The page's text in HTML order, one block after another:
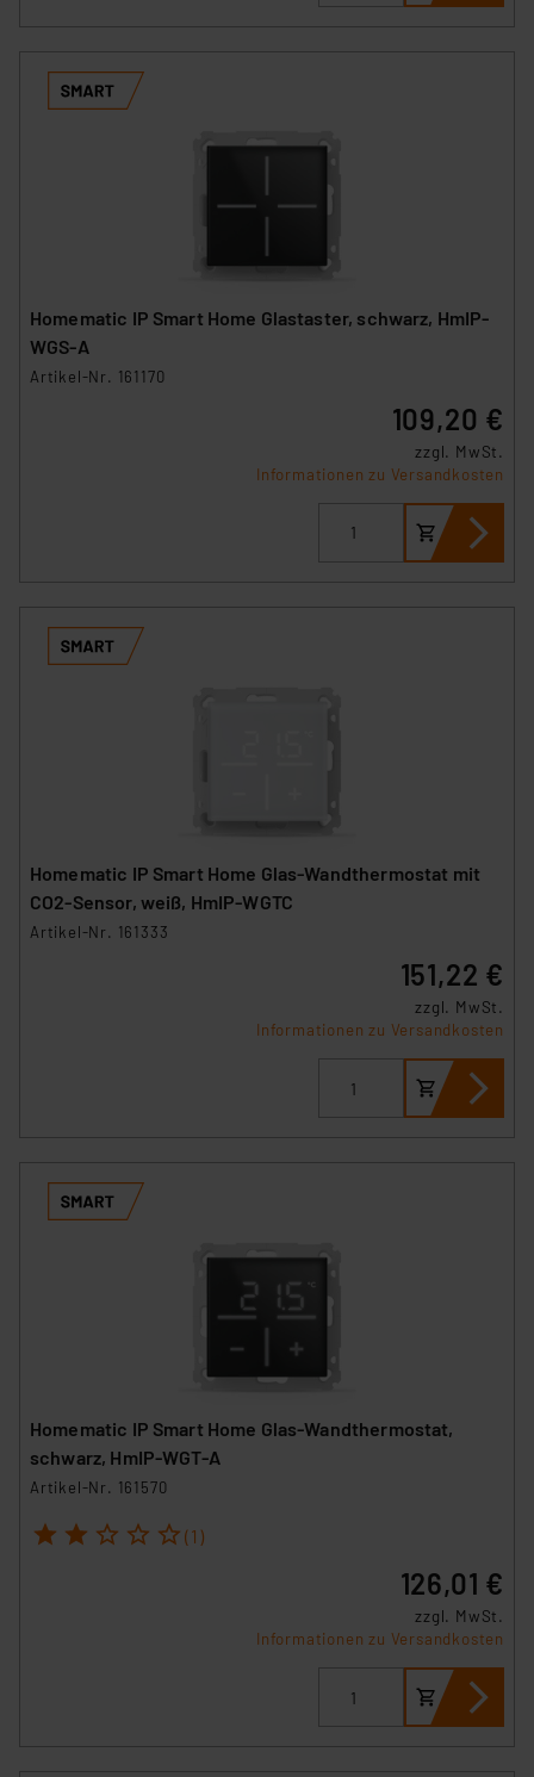
Homematic IP Smart Home Glastaster, schwarz, HmIP-
WGS-A
Artikel-Nr. 161170
109,20 €
zzgl. MwSt.
Informationen zu Versandkosten
Homematic IP Smart Home Glas-Wandthermostat mit
CO2-Sensor, weiß, HmIP-WGTC
Artikel-Nr. 161333
151,22 €
zzgl. MwSt.
Informationen zu Versandkosten
Homematic IP Smart Home Glas-Wandthermostat,
schwarz, HmIP-WGT-A
Artikel-Nr. 161570
1 2 3 4 5 (1)
126,01 €
zzgl. MwSt.
Informationen zu Versandkosten